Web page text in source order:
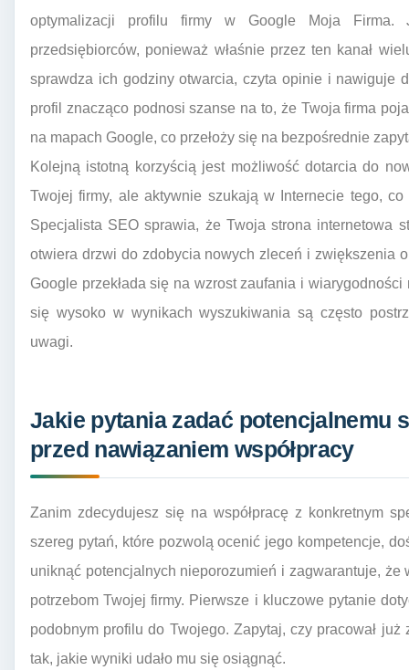
optymalizacji profilu firmy w Google Moja
przedsiębiorców, ponieważ właśnie przez ten kanał
sprawdza ich godziny otwarcia, czyta opinie i nawiguje
profil znacząco podnosi szanse na to, że Twoja firma
na mapach Google, co przełoży się na bezpośrednie
Kolejną istotną korzyścią jest możliwość dotarcia do
Twojej firmy, ale aktywnie szukają w Internecie tego,
Specjalista SEO sprawia, że Twoja strona internetowa
otwiera drzwi do zdobycia nowych zleceń i zwiększenia
Google przekłada się na wzrost zaufania i
się wysoko w wynikach wyszukiwania są często
uwagi.
Jakie pytania zadać potencjalnemu
przed nawiązaniem współpracy
Zanim zdecydujesz się na współpracę z konkretnym
szereg pytań, które pozwolą ocenić jego kompetencje,
uniknąć potencjalnych nieporozumień i zagwarantuje,
potrzebom Twojej firmy. Pierwsze i kluczowe pytanie
podobnym profilu do Twojego. Zapytaj, czy pracował
tak, jakie wyniki udało mu się osiągnąć.